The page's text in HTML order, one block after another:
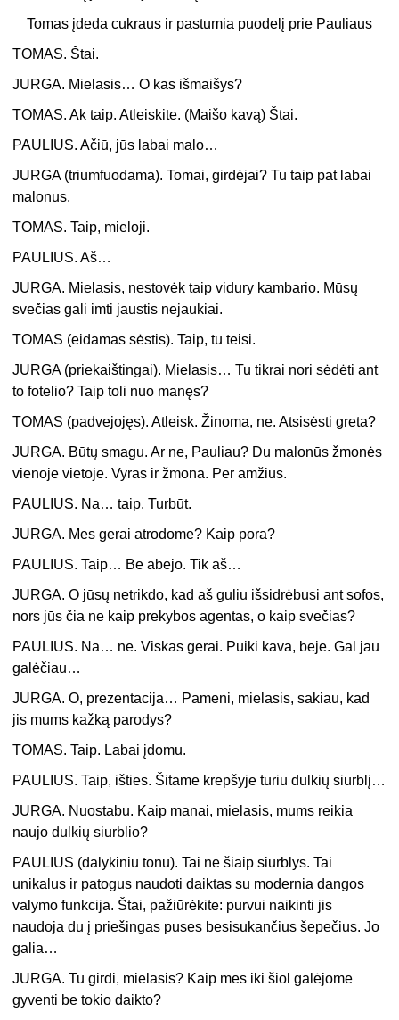
Tomas įdeda cukraus ir pastumia puodelį prie Pauliaus
TOMAS. Štai.
JURGA. Mielasis… O kas išmaišys?
TOMAS. Ak taip. Atleiskite. (Maišo kavą) Štai.
PAULIUS. Ačiū, jūs labai malo…
JURGA (triumfuodama). Tomai, girdėjai? Tu taip pat labai
malonus.
TOMAS. Taip, mieloji.
PAULIUS. Aš…
JURGA. Mielasis, nestovėk taip vidury kambario. Mūsų
svečias gali imti jaustis nejaukiai.
TOMAS (eidamas sėstis). Taip, tu teisi.
JURGA (priekaištingai). Mielasis… Tu tikrai nori sėdėti ant
to fotelio? Taip toli nuo manęs?
TOMAS (padvejojęs). Atleisk. Žinoma, ne. Atsisėsti greta?
JURGA. Būtų smagu. Ar ne, Pauliau? Du malonūs žmonės
vienoje vietoje. Vyras ir žmona. Per amžius.
PAULIUS. Na… taip. Turbūt.
JURGA. Mes gerai atrodome? Kaip pora?
PAULIUS. Taip… Be abejo. Tik aš…
JURGA. O jūsų netrikdo, kad aš guliu išsidrėbusi ant sofos,
nors jūs čia ne kaip prekybos agentas, o kaip svečias?
PAULIUS. Na… ne. Viskas gerai. Puiki kava, beje. Gal jau
galėčiau…
JURGA. O, prezentacija… Pameni, mielasis, sakiau, kad
jis mums kažką parodys?
TOMAS. Taip. Labai įdomu.
PAULIUS. Taip, išties. Šitame krepšyje turiu dulkių siurblį…
JURGA. Nuostabu. Kaip manai, mielasis, mums reikia
naujo dulkių siurblio?
PAULIUS (dalykiniu tonu). Tai ne šiaip siurblys. Tai
unikalus ir patogus naudoti daiktas su modernia dangos
valymo funkcija. Štai, pažiūrėkite: purvui naikinti jis
naudoja du į priešingas puses besisukančius šepečius. Jo
galia…
JURGA. Tu girdi, mielasis? Kaip mes iki šiol galėjome
gyventi be tokio daikto?